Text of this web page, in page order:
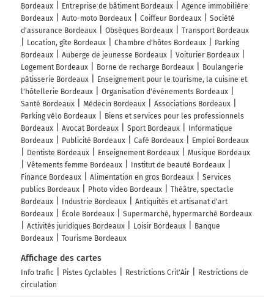
Bordeaux
Entreprise de bâtiment Bordeaux
Agence immobilière
Bordeaux
Auto-moto Bordeaux Coiffeur Bordeaux
Société
d'assurance Bordeaux
Obsèques Bordeaux
Transport Bordeaux
Location, gîte Bordeaux
Chambre d'hôtes Bordeaux
Parking
Bordeaux
Auberge de jeunesse Bordeaux
Voiturier Bordeaux
Logement Bordeaux
Borne de recharge Bordeaux
Boulangerie
pâtisserie Bordeaux
Enseignement pour le tourisme, la cuisine et
l'hôtellerie Bordeaux
Organisation d'événements Bordeaux
Santé Bordeaux
Médecin Bordeaux
Associations Bordeaux
Parking vélo Bordeaux
Biens et services pour les professionnels
Bordeaux
Avocat Bordeaux Sport Bordeaux
Informatique
Bordeaux
Publicité Bordeaux Café Bordeaux
Emploi Bordeaux
Dentiste Bordeaux
Enseignement Bordeaux
Musique Bordeaux
Vêtements femme Bordeaux
Institut de beauté Bordeaux
Finance Bordeaux
Alimentation en gros Bordeaux
Services
publics Bordeaux
Photo video Bordeaux
Théâtre, spectacle
Bordeaux
Industrie Bordeaux
Antiquités et artisanat d'art
Bordeaux
École Bordeaux
Supermarché, hypermarché Bordeaux
Activités juridiques Bordeaux
Loisir Bordeaux
Banque
Bordeaux
Tourisme Bordeaux
Affichage des cartes
Info trafic Pistes Cyclables Restrictions Crit'Air
Restrictions de
circulation